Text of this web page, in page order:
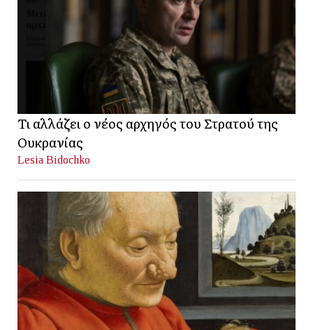
Τι αλλάζει ο νέος αρχηγός του Στρατού της
Ουκρανίας
Lesia Bidochko